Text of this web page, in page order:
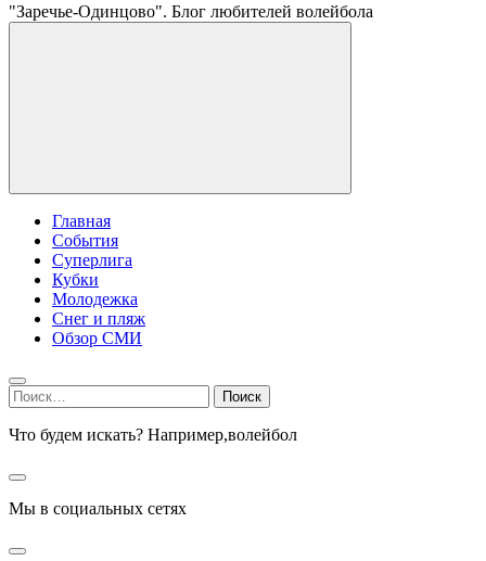
"Заречье-Одинцово". Блог любителей волейбола
Главная
События
Суперлига
Кубки
Молодежка
Снег и пляж
Обзор СМИ
Найти:
Что будем искать? Например,волейбол
Мы в социальных сетях